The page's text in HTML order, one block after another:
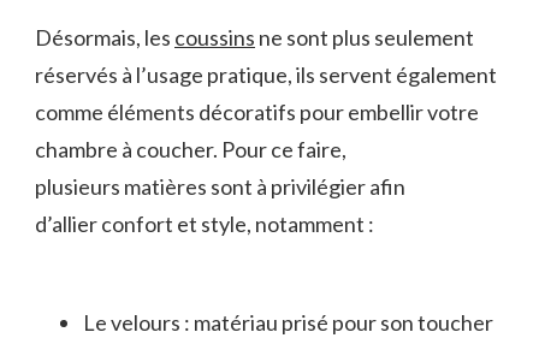
Désormais, les coussins ne sont plus seulement
réservés à l’usage pratique, ils servent également
comme éléments décoratifs pour embellir votre
chambre à coucher. Pour ce faire,
plusieurs matières sont à privilégier afin
d’allier confort et style, notamment :
Le velours : matériau prisé pour son toucher